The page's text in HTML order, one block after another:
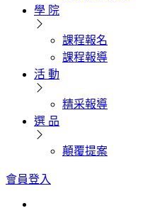
學 院
課程報名
課程報導
活 動
精采報導
選 品
顛覆提案
會員登入